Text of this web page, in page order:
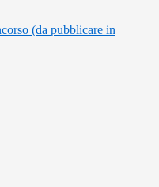
(da pubblicare in